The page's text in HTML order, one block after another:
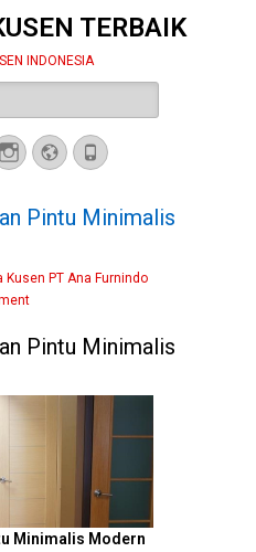
TERBAIK
INDONESIA
Instagram
WebsitePhone
Pintu Minimalis
Kusen PT Ana Furnindo
Pintu Minimalis
Minimalis Modern